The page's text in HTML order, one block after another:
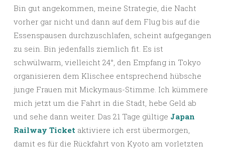
Bin gut angekommen, meine Strategie, die Nacht
vorher gar nicht und dann auf dem Flug bis auf die
Essenspausen durchzuschlafen, scheint aufgegangen
zu sein. Bin jedenfalls ziemlich fit. Es ist
schwülwarm, vielleicht 24°, den Empfang in Tokyo
organisieren dem Klischee entsprechend hübsche
junge Frauen mit Mickymaus-Stimme. Ich kümmere
mich jetzt um die Fahrt in die Stadt, hebe Geld ab
und sehe dann weiter. Das 21 Tage gültige Japan
Railway Ticket aktiviere ich erst übermorgen,
damit es für die Rückfahrt von Kyoto am vorletzten